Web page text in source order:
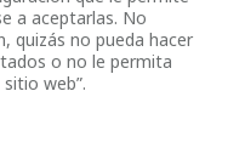
a aceptarlas. No
quizás no pueda hacer
o no le permita
web”.